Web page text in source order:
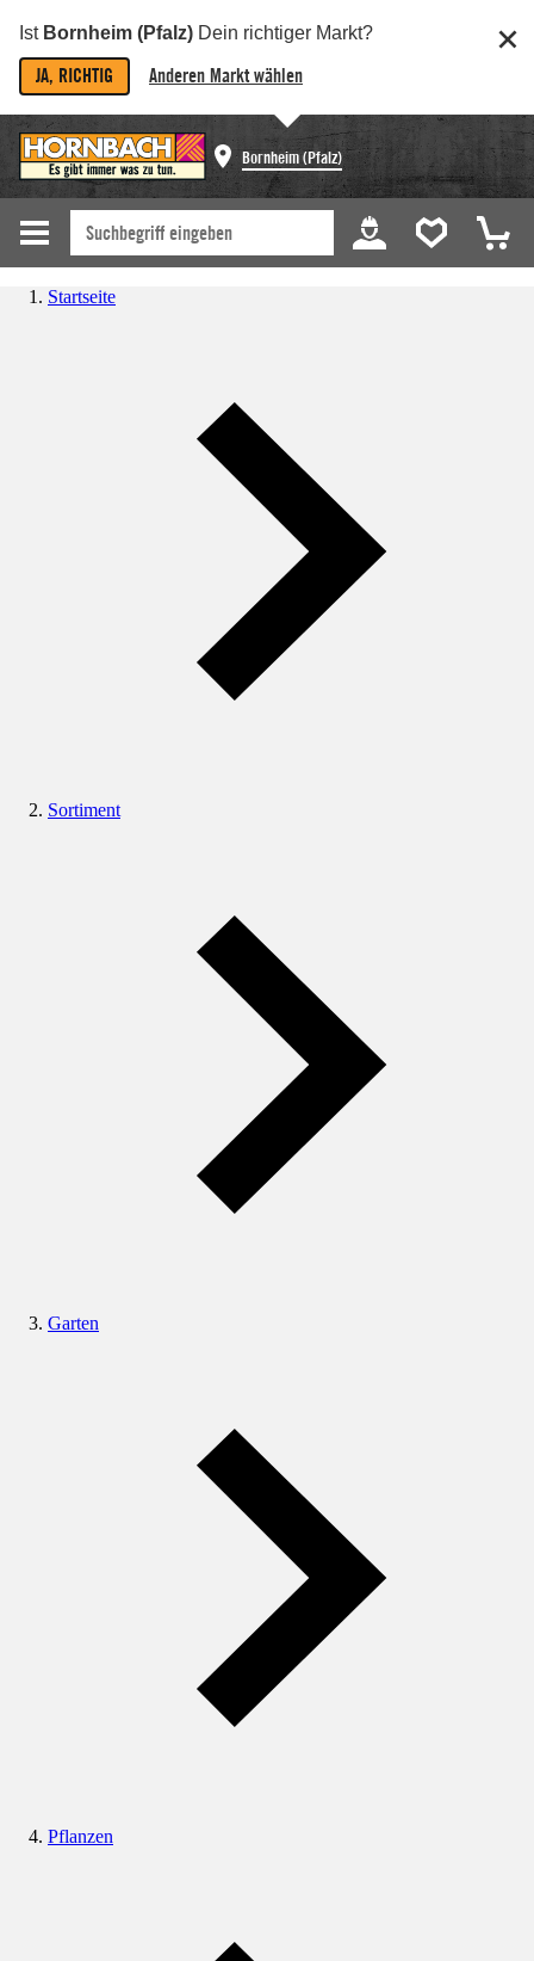
Ist Bornheim (Pfalz) Dein richtiger Markt?
JA, RICHTIG Anderen Markt wählen
Bornheim (Pfalz)
Startseite
Sortiment
Garten
Pflanzen